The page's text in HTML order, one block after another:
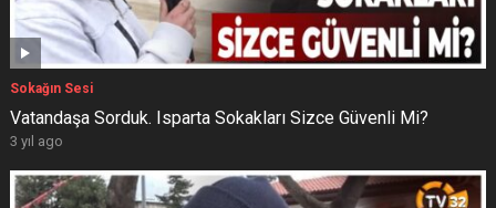
Sokağın Sesi
Vatandaşa Sorduk. Isparta Sokakları Sizce Güvenli Mi?
3 yıl ago